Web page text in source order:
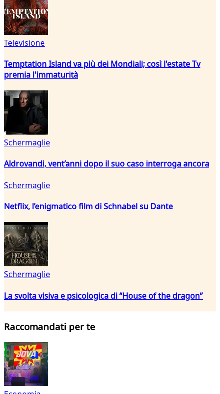
Televisione
Temptation Island va più dei Mondiali; così l'estate Tv
premia l'immaturità
Schermaglie
Aldrovandi, vent’anni dopo il suo caso interroga ancora
Schermaglie
Netflix, l’enigmatico film di Schnabel su Dante
Schermaglie
La svolta visiva e psicologica di “House of the dragon”
Raccomandati per te